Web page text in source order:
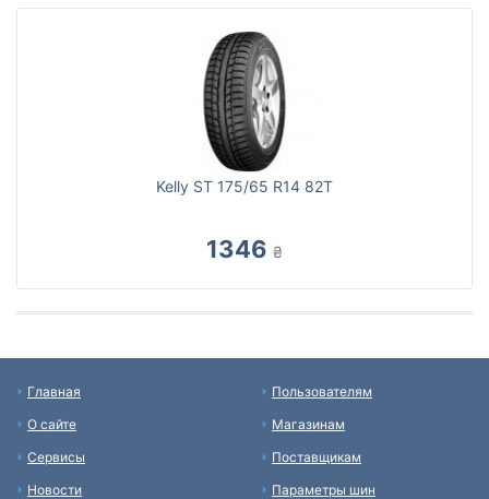
Kelly ST 175/65 R14 82T
1346 ₴
Главная
О сайте
Сервисы
Новости
Пользователям
Магазинам
Поставщикам
Параметры шин